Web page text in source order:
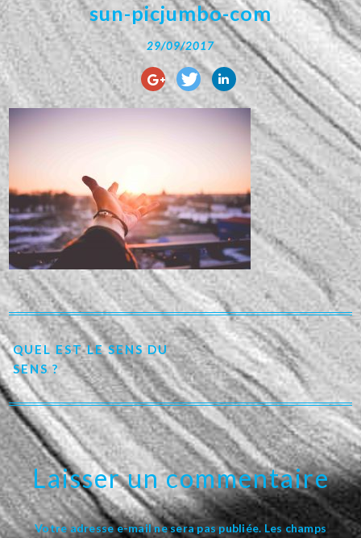
sun-picjumbo-com
29/09/2017
QUEL EST LE SENS DU
SENS ?
Laisser un commentaire
Votre adresse e-mail ne sera pas publiée. Les champs